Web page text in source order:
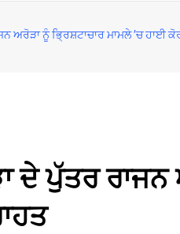
ਅਰੋੜਾ ਨੂੰ ਭ੍ਰਿਸ਼ਟਾਚਾਰ ਮਾਮਲੇ ’ਚ ਹਾਈ
ਪੁੱਤਰ ਰਾਜਨ